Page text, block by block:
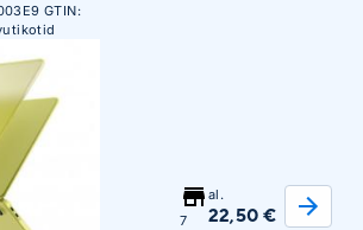
GTIN:
7
al.
22,50 €